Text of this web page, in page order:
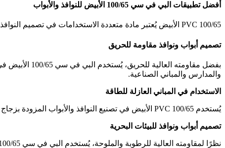
أفضل تطبيقات البي في سي 100/65 الأبيض للنوافذ والأبواب
PVC 100/65 الأبيض يُعتبر مادة متعددة الاستخدامات في تصميم النوافذ والأبواب، حيث يوفر حلولًا مبتكرة تناسب متطلبات البناء العصري، ويُستخدم في العديد من التطبيقات التي تعزز من كفاءة وأداء المباني.
تصميم أبواب ونوافذ مقاومة للحريق
بفضل
والمدارس والمباني الصناعية.
الاستخدام في المباني العازلة للطاقة
يُستخدم PVC 100/65 الأبيض في تصنيع النوافذ والأبواب المزودة بزجاج مزدوج أو ثلاثي، مما يعزز من العزل الحراري ويقلل من استهلاك الطاقة في المباني. هذه الخاصية تُلبي معايير الاستدامة في البناء الحديث.
تصميم أبواب ونوافذ للبيئات البحرية
نظرًا لمقاومته العالية للرطوبة والملوحة، يُستخدم البي في سي 100/65 الأبيض في تصميم النوافذ والأبواب للمباني القريبة من السواحل. هذه التطبيقات تضمن أداءً مستقرًا وطويل الأمد في الظروف البحرية.